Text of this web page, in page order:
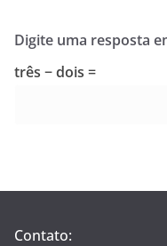
Digite uma resposta
três − dois =
Contato: